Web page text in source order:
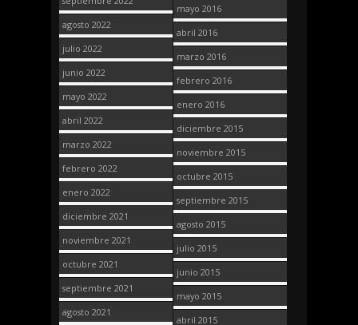
agosto 2022
julio 2022
junio 2022
mayo 2022
abril 2022
marzo 2022
febrero 2022
enero 2022
diciembre 2021
noviembre 2021
octubre 2021
septiembre 2021
agosto 2021
mayo 2016
abril 2016
marzo 2016
febrero 2016
enero 2016
diciembre 2015
noviembre 2015
octubre 2015
septiembre 2015
agosto 2015
julio 2015
junio 2015
mayo 2015
abril 2015